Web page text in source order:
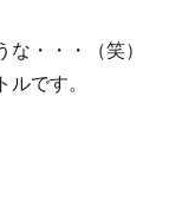
・・・（笑）
です。